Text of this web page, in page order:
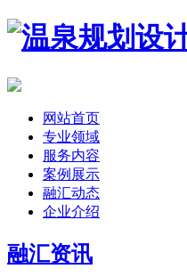
网站首页
专业领域
服务内容
案例展示
融汇动态
企业介绍
融汇资讯